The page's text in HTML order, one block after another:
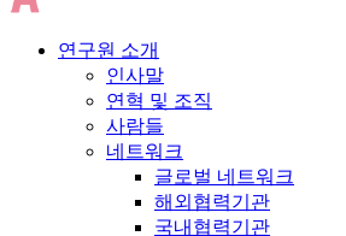
연구원 소개
인사말
연혁 및 조직
사람들
네트워크
글로벌 네트워크
해외협력기관
국내협력기관